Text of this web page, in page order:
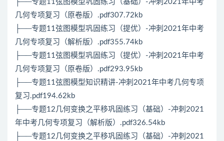
├──专题11弦图模型巩固练习（基础）-冲刺2021年中考
几何专项复习（原卷版）.pdf307.72kb
├──专题11弦图模型巩固练习（提优）-冲刺2021年中考
几何专项复习（解析版）.pdf355.74kb
├──专题11弦图模型巩固练习（提优）-冲刺2021年中考
几何专项复习（原卷版）.pdf293.95kb
├──专题11弦图模型知识精讲-冲刺2021年中考几何专项
复习.pdf194.62kb
├──专题12几何变换之平移巩固练习（基础）-冲刺2021
年中考几何专项复习（解析版）.pdf326.54kb
├──专题12几何变换之平移巩固练习（基础）-冲刺2021